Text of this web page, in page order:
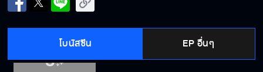
โบนัสซีน EP อื่นๆ
สุดทุกฉาก เล่นกับจิตใจคนดูขั้นสุด! "แฉะ